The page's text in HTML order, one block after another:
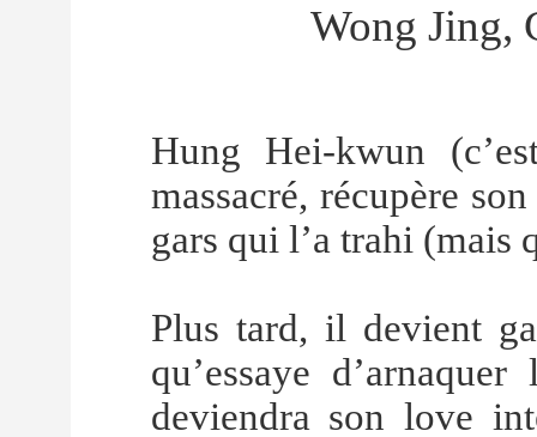
Wong Jing,
Hung Hei-kwun
massacré, récupère
gars qui l’a trahi (mais
Plus tard, il devient
qu’essaye
deviendra son love